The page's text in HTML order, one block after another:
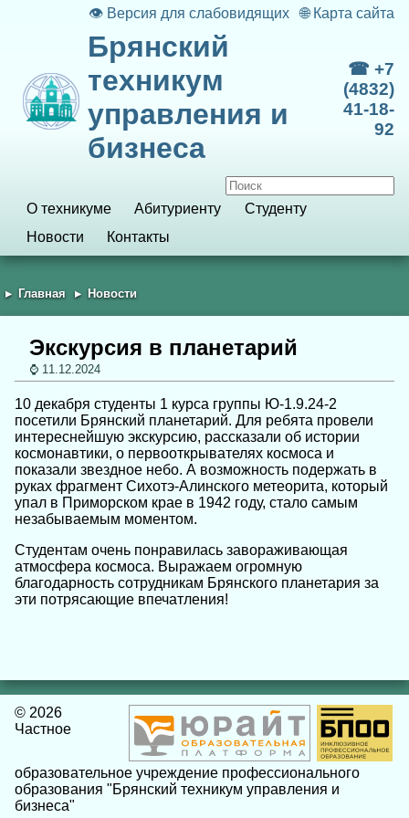
👁Версия для слабовидящих 🌐Карта сайта
Брянский
техникум
управления и
бизнеса
☎ +7
(4832)
41-18-
92
О техникуме Абитуриенту
Студенту
Новости
Контакты
Главная Новости
Экскурсия в планетарий
11.12.2024
10 декабря студенты 1 курса группы Ю-1.9.24-2
посетили Брянский планетарий. Для ребята провели
интереснейшую экскурсию, рассказали об истории
космонавтики, о первооткрывателях космоса и
показали звездное небо. А возможность подержать в
руках фрагмент Сихотэ-Алинского метеорита, который
упал в Приморском крае в 1942 году, стало самым
незабываемым моментом.
Студентам очень понравилась завораживающая
атмосфера космоса. Выражаем огромную
благодарность сотрудникам Брянского планетария за
эти потрясающие впечатления!
© 2026
Частное
образовательное учреждение профессионального
образования "Брянский техникум управления и
бизнеса"